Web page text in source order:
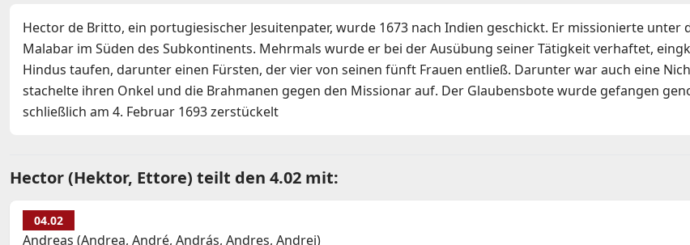
Hector de Britto, ein portugiesischer Jesuitenpater, wurde 1673 nach Indien geschickt. Er missionierte
Malabar im Süden des Subkontinents. Mehrmals wurde er bei der Ausübung seiner Tätigkeit verhaftet,
Hindus taufen, darunter einen Fürsten, der vier von seinen fünft Frauen entließ. Darunter war auch eine
stachelte ihren Onkel und die Brahmanen gegen den Missionar auf. Der Glaubensbote wurde gefangen
schließlich am 4. Februar 1693 zerstückelt
Hector (Hektor, Ettore) teilt den 4.02 mit:
04.02
Andreas (Andrea, André, András, Andres, Andrej)